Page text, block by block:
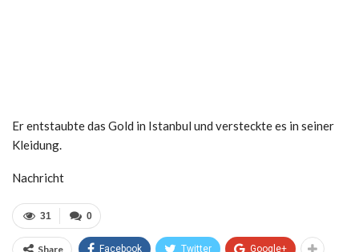
Er entstaubte das Gold in Istanbul und versteckte es in seiner
Kleidung.
Nachricht
0
31
Share Facebook Twitter Google+